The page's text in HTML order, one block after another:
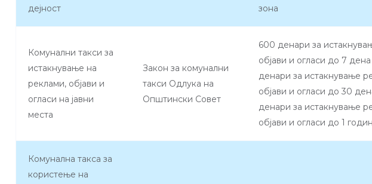
дејност
зона
Комунални такси за
истакнување на
реклами, објави и
огласи на јавни
места
Закон за комунални
такси Одлука на
Општински Совет
600 денари за
објави и огласи до 7
денари за истакнување
објави и огласи до 30
денари за истакнување
објави и огласи до 1
Комунална такса за
користење на